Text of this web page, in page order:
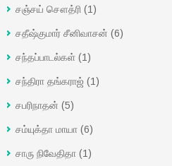
சஞ்சய் சௌத்ரி (1)
சதீஷ்குமார் சீனிவாசன் (6)
சந்தப்பாடல்கள் (1)
சந்திரா தங்கராஜ் (1)
சபரிநாதன் (5)
சம்யுக்தா மாயா (6)
சாரு நிவேதிதா (1)